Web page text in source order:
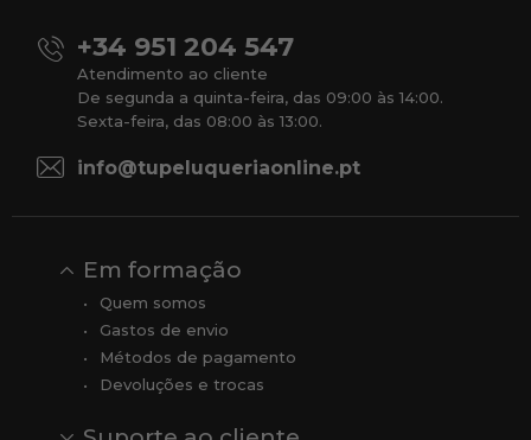
+34 951 204 547
Atendimento ao cliente
De segunda a quinta-feira, das 09:00 às 14:00.
Sexta-feira, das 08:00 às 13:00.
info@tupeluqueriaonline.pt
Em formação
Quem somos
Gastos de envio
Métodos de pagamento
Devoluções e trocas